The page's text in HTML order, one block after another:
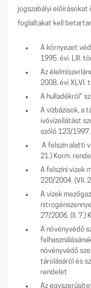
jogszabályi előírásokat
foglaltakat kell
A környezet
1995. évi. LIII.
Az
2008. évi XLVI.
A hulladékról"
A vízbázisok, a
ivóvízellátást
szóló 123/
A felszín alatti
21.) Korm.
A felszíni vizek
220/2004. (VII.
A vizek
27/2006. (II. 7.)
A növényvédő
növényvédő
tárolásáról és
rendelet
Az